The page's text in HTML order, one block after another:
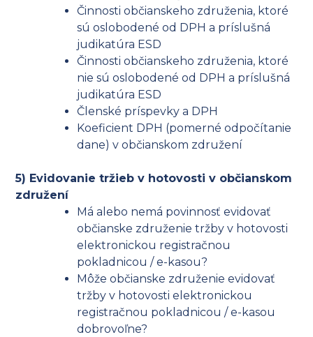
Činnosti občianskeho združenia, ktoré
sú oslobodené od DPH a príslušná
judikatúra ESD
Činnosti občianskeho združenia, ktoré
nie sú oslobodené od DPH a príslušná
judikatúra ESD
Členské príspevky a DPH
Koeficient DPH (pomerné odpočítanie
dane) v občianskom združení
5) Evidovanie tržieb v hotovosti v občianskom
združení
Má alebo nemá povinnosť evidovať
občianske združenie tržby v hotovosti
elektronickou registračnou
pokladnicou / e-kasou?
Môže občianske združenie evidovať
tržby v hotovosti elektronickou
registračnou pokladnicou / e-kasou
dobrovoľne?